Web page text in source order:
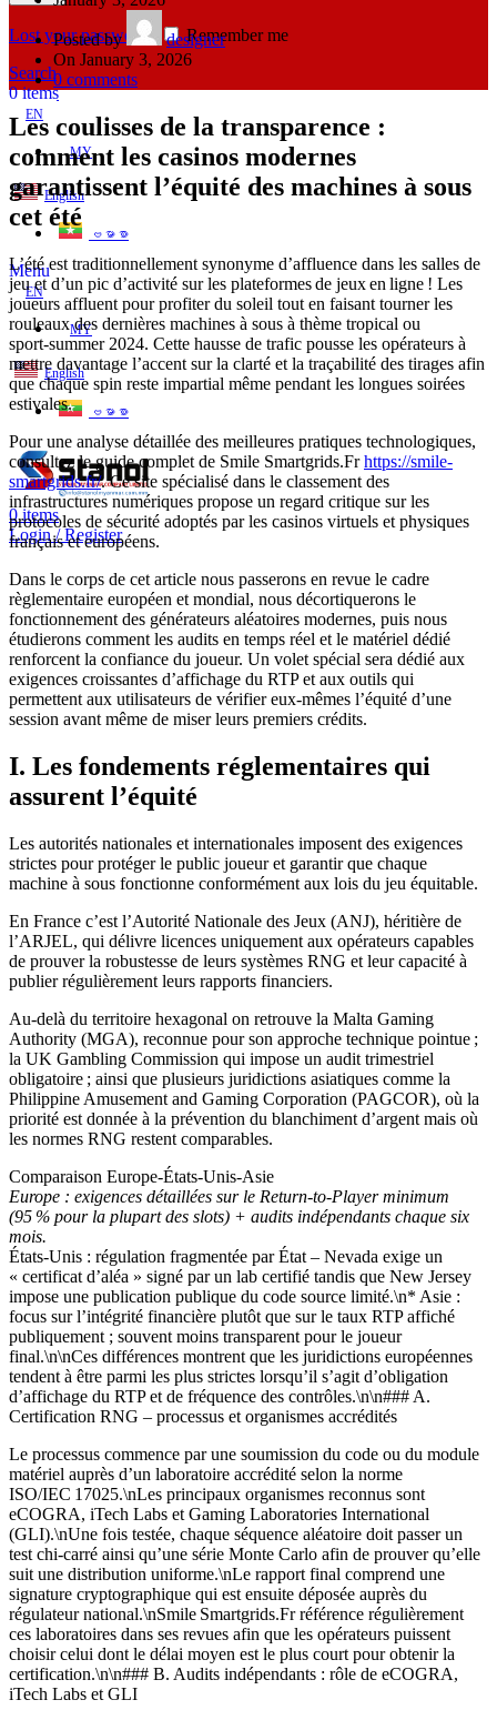
Lost your password?
Remember me
Search
0items
EN
MY
English
ဗမာစာ
Menu
EN
MY
English
ဗမာစာ
0items
Login / Register
Posted by
designer
On January 3, 2026
0 comments
Les coulisses de la transparence :
comment les casinos modernes
garantissent l’équité des machines à sous
cet été
L’été est traditionnellement synonyme d’affluence dans les salles de
jeu et d’un pic d’activité sur les plateformes de jeux en ligne ! Les
joueurs affluent pour profiter du soleil tout en faisant tourner les
rouleaux des dernières machines à sous à thème tropical ou
sport‑summer 2024. Cette hausse de trafic pousse les opérateurs à
mettre davantage l’accent sur la clarté et la traçabilité des tirages afin
que chaque spin reste impartial même pendant les longues soirées
estivales.
Pour une analyse détaillée des meilleures pratiques technologiques,
consultez le guide complet de Smile Smartgrids.Frhttps://smile-
smartgrids.fr/. Ce site spécialisé dans le classement des
infrastructures numériques propose un regard critique sur les
protocoles de sécurité adoptés par les casinos virtuels et physiques
français et européens.
Dans le corps de cet article nous passerons en revue le cadre
règlementaire européen et mondial, nous décortiquerons le
fonctionnement des générateurs aléatoires modernes, puis nous
étudierons comment les audits en temps réel et le matériel dédié
renforcent la confiance du joueur. Un volet spécial sera dédié aux
exigences croissantes d’affichage du RTP et aux outils qui
permettent aux utilisateurs de vérifier eux‑mêmes l’équité d’une
session avant même de miser leurs premiers crédits.
I. Les fondements réglementaires qui
assurent l’équité
Les autorités nationales et internationales imposent des exigences
strictes pour protéger le public joueur et garantir que chaque
machine à sous fonctionne conformément aux lois du jeu équitable.
En France c’est l’Autorité Nationale des Jeux (ANJ), héritière de
l’ARJEL, qui délivre licences uniquement aux opérateurs capables
de prouver la robustesse de leurs systèmes RNG et leur capacité à
publier régulièrement leurs rapports financiers.
Au-delà du territoire hexagonal on retrouve la Malta Gaming
Authority (MGA), reconnue pour son approche technique pointue ;
la UK Gambling Commission qui impose un audit trimestriel
obligatoire ; ainsi que plusieurs juridictions asiatiques comme la
Philippine Amusement and Gaming Corporation (PAGCOR), où la
priorité est donnée à la prévention du blanchiment d’argent mais où
les normes RNG restent comparables.
Comparaison Europe‑États‑Unis‑Asie
Europe : exigences détaillées sur le Return‑to‑Player minimum
(95 % pour la plupart des slots) + audits indépendants chaque six
mois.
États‑Unis : régulation fragmentée par État – Nevada exige un
« certificat d’aléa » signé par un lab certifié tandis que New Jersey
impose une publication publique du code source limité.\n* Asie :
focus sur l’intégrité financière plutôt que sur le taux RTP affiché
publiquement ; souvent moins transparent pour le joueur
final.\n\nCes différences montrent que les juridictions européennes
tendent à être parmi les plus strictes lorsqu’il s’agit d’obligation
d’affichage du RTP et de fréquence des contrôles.\n\n### A.
Certification RNG – processus et organismes accrédités
Le processus commence par une soumission du code ou du module
matériel auprès d’un laboratoire accrédité selon la norme
ISO/IEC 17025.\nLes principaux organismes reconnus sont
eCOGRA, iTech Labs et Gaming Laboratories International
(GLI).\nUne fois testée, chaque séquence aléatoire doit passer un
test chi‑carré ainsi qu’une série Monte Carlo afin de prouver qu’elle
suit une distribution uniforme.\nLe rapport final comprend une
signature cryptographique qui est ensuite déposée auprès du
régulateur national.\nSmile Smartgrids.Fr référence régulièrement
ces laboratoires dans ses revues afin que les opérateurs puissent
choisir celui dont le délai moyen est le plus court pour obtenir la
certification.\n\n### B. Audits indépendants : rôle de eCOGRA,
iTech Labs et GLI